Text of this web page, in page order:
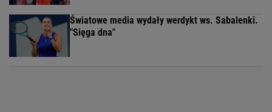
Światowe media wydały werdykt ws. Sabalenki.
"Sięga dna"